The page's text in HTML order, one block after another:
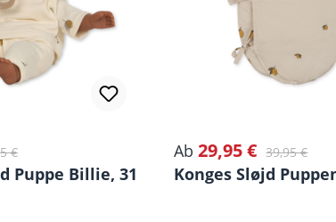
Preis:
€
Puppe Billie, 31,5 x 18 cm
Verkaufspreis:
Ab29,95 € Regulärer Preis:
39,95 €
Konges Sløjd